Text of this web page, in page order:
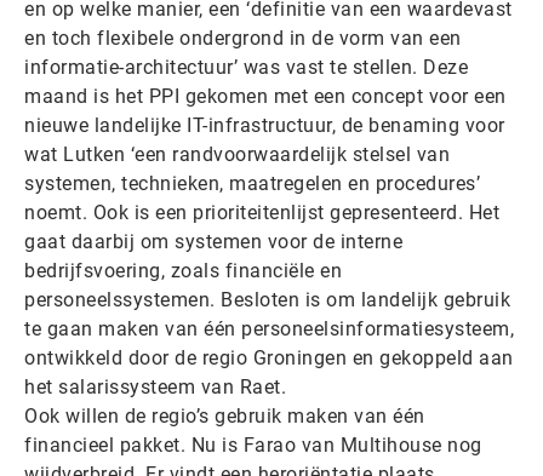
en op welke manier, een ‘definitie van een waardevast
en toch flexibele ondergrond in de vorm van een
informatie-architectuur’ was vast te stellen. Deze
maand is het PPI gekomen met een concept voor een
nieuwe landelijke IT-infrastructuur, de benaming voor
wat Lutken ‘een randvoorwaardelijk stelsel van
systemen, technieken, maatregelen en procedures’
noemt. Ook is een prioriteitenlijst gepresenteerd. Het
gaat daarbij om systemen voor de interne
bedrijfsvoering, zoals financiële en
personeelssystemen. Besloten is om landelijk gebruik
te gaan maken van één personeelsinformatiesysteem,
ontwikkeld door de regio Groningen en gekoppeld aan
het salarissysteem van Raet.
Ook willen de regio’s gebruik maken van één
financieel pakket. Nu is Farao van Multihouse nog